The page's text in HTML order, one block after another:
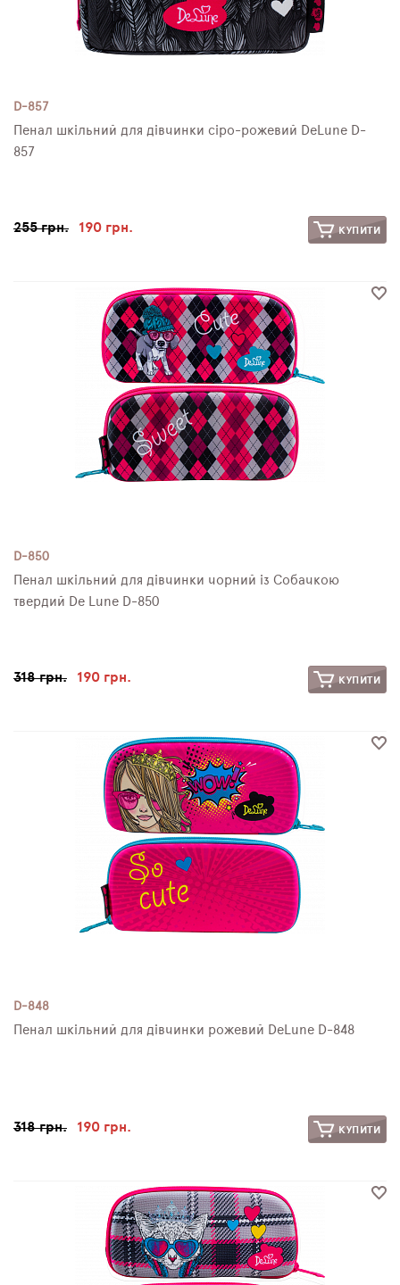
D-857
Пенал шкільний для дівчинки сіро-рожевий DeLune D-
857
255 грн. 190 грн. КУПИТИ
D-850
Пенал шкільний для дівчинки чорний із Собачкою
твердий De Lune D-850
318 грн. 190 грн. КУПИТИ
D-848
Пенал шкільний для дівчинки рожевий DeLune D-848
318 грн. 190 грн. КУПИТИ